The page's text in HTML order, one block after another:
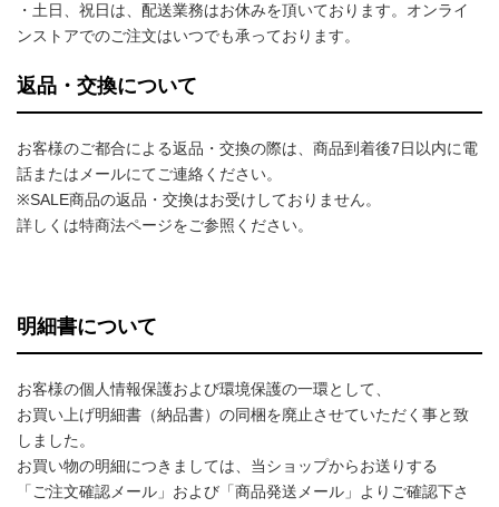
・土日、祝日は、配送業務はお休みを頂いております。オンライ
ンストアでのご注文はいつでも承っております。
返品・交換について
お客様のご都合による返品・交換の際は、商品到着後7日以内に電
話またはメールにてご連絡ください。
※SALE商品の返品・交換はお受けしておりません。
詳しくは特商法ページをご参照ください。
明細書について
お客様の個人情報保護および環境保護の一環として、
お買い上げ明細書（納品書）の同梱を廃止させていただく事と致
しました。
お買い物の明細につきましては、当ショップからお送りする
「ご注文確認メール」および「商品発送メール」よりご確認下さ